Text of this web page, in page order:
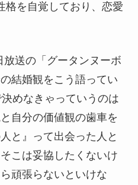
格を自覚しており、恋愛
放送の「グータンヌーボ
結婚観をこう語ってい
めなきゃっていうのは
自分の価値観の歯車を
と』って出会った人と
こは妥協したくないけ
頑張らないといけな